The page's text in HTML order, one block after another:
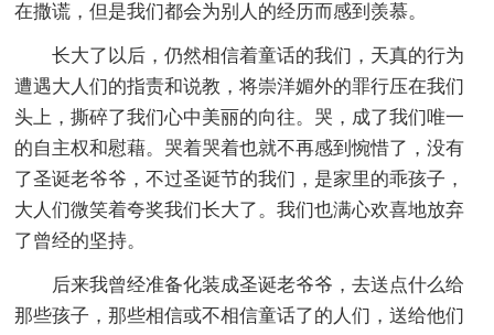
在撒谎，但是我们都会为别人的经历而感到羡慕。
长大了以后，仍然相信着童话的我们，天真的行为
遭遇大人们的指责和说教，将崇洋媚外的罪行压在我们
头上，撕碎了我们心中美丽的向往。哭，成了我们唯一
的自主权和慰藉。哭着哭着也就不再感到惋惜了，没有
了圣诞老爷爷，不过圣诞节的我们，是家里的乖孩子，
大人们微笑着夸奖我们长大了。我们也满心欢喜地放弃
了曾经的坚持。
后来我曾经准备化装成圣诞老爷爷，去送点什么给
那些孩子，那些相信或不相信童话了的人们，送给他们